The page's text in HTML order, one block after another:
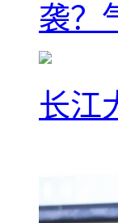
袭？
长江